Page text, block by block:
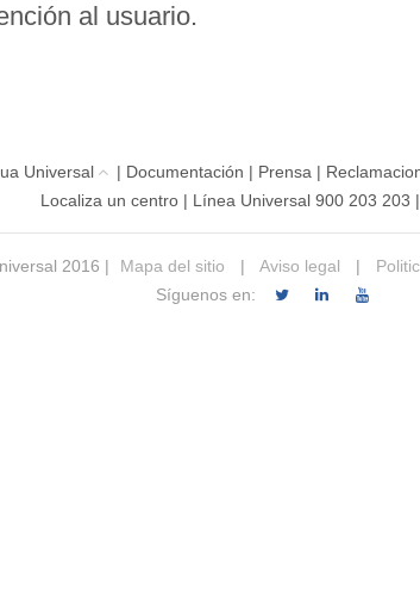
al usuario.
Universal | Documentación | Prensa |
Localiza un centro | Línea Universal 900 203 203 |
2016 | Mapa del sitio | Aviso legal |
Síguenos en: